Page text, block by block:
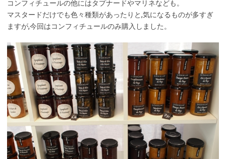
コンフィチュールの他にはタプナードやマリネなども。
マスタードだけでも色々種類があったりと,気になるものが多すぎ
ますが,今回はコンフィチュールのみ購入しました。